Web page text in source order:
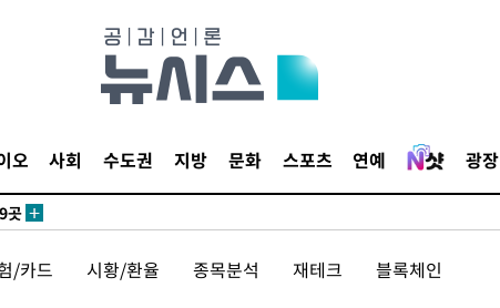
오 사회 수도권 지방 문화 스포츠 연예 광장
곳
/카드 시황/환율 종목분석 재테크 블록체인